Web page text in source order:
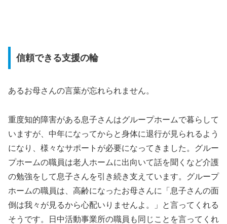
信頼できる支援の輪
あるお母さんの言葉が忘れられません。
重度知的障害がある息子さんはグループホームで暮らして
いますが、中年になってからと身体に退行が見られるよう
になり、様々なサポートが必要になってきました。グルー
プホームの職員は老人ホームに出向いて話を聞くなど介護
の勉強をして息子さんを引き続き支えています。グループ
ホームの職員は、高齢になったお母さんに「息子さんの面
倒は我々が見るから心配いりませんよ。」と言ってくれる
そうです。日中活動事業所の職員も同じことを言ってくれ